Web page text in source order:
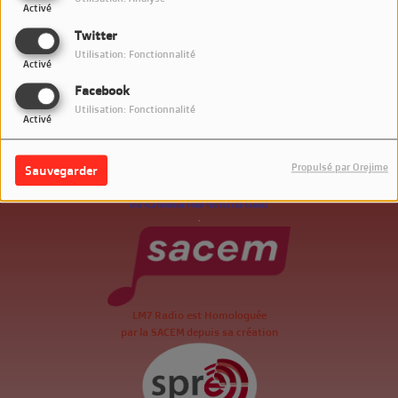
Activé
Twitter
Activé
Utilisation: Fonctionnalité
Facebook
Activé
Utilisation: Fonctionnalité
Sauvegarder Propulsé par Orejime
.
LM7 Radio est Homologuée
par la SACEM depuis sa création